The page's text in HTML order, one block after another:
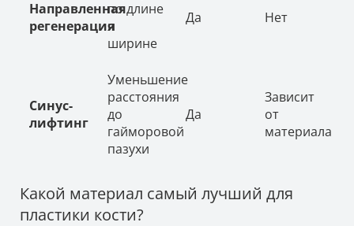
Направленная
регенерация
по длине
и
ширине
Да Нет
Синус-
лифтинг
Уменьшение
расстояния
до
гайморовой
пазухи
Да
Зависит
от
материала
Какой материал самый лучший для
пластики кости?